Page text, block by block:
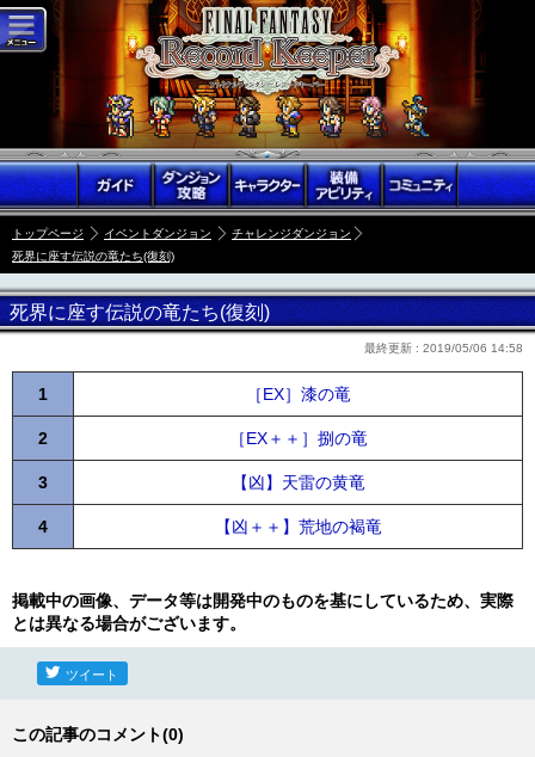
トップページ イベントダンジョン
チャレンジダンジョン
死界に座す伝説の竜たち(復刻)
死界に座す伝説の竜たち(復刻)
最終更新 : 2019/05/06 14:58
1 ［EX］漆の竜
2 ［EX＋＋］捌の竜
3 【凶】天雷の黄竜
4 【凶＋＋】荒地の褐竜
掲載中の画像、データ等は開発中のものを基にしているため、実際
とは異なる場合がございます。
ツイート
この記事のコメント(0)